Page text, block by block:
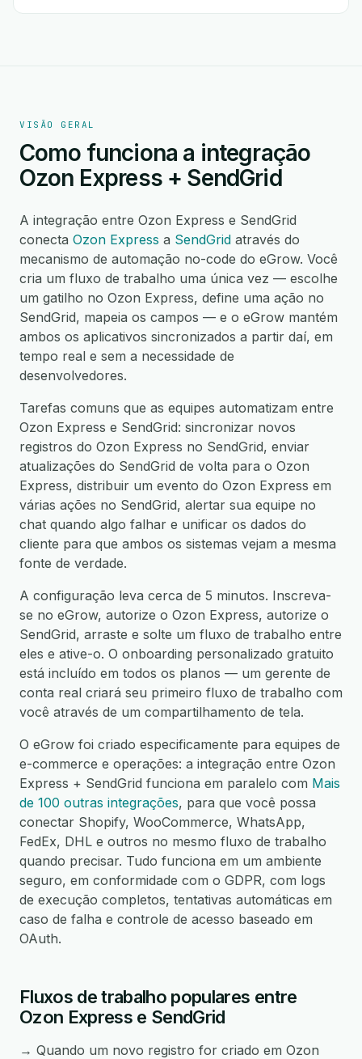
VISÃO GERAL
Como funciona a integração
Ozon Express + SendGrid
A integração entre Ozon Express e SendGrid
conecta Ozon Express a SendGrid através do
mecanismo de automação no-code do eGrow. Você
cria um fluxo de trabalho uma única vez — escolhe
um gatilho no Ozon Express, define uma ação no
SendGrid, mapeia os campos — e o eGrow mantém
ambos os aplicativos sincronizados a partir daí, em
tempo real e sem a necessidade de
desenvolvedores.
Tarefas comuns que as equipes automatizam entre
Ozon Express e SendGrid: sincronizar novos
registros do Ozon Express no SendGrid, enviar
atualizações do SendGrid de volta para o Ozon
Express, distribuir um evento do Ozon Express em
várias ações no SendGrid, alertar sua equipe no
chat quando algo falhar e unificar os dados do
cliente para que ambos os sistemas vejam a mesma
fonte de verdade.
A configuração leva cerca de 5 minutos. Inscreva-
se no eGrow, autorize o Ozon Express, autorize o
SendGrid, arraste e solte um fluxo de trabalho entre
eles e ative-o. O onboarding personalizado gratuito
está incluído em todos os planos — um gerente de
conta real criará seu primeiro fluxo de trabalho com
você através de um compartilhamento de tela.
O eGrow foi criado especificamente para equipes de
e-commerce e operações: a integração entre Ozon
Express + SendGrid funciona em paralelo com Mais
de 100 outras integrações, para que você possa
conectar Shopify, WooCommerce, WhatsApp,
FedEx, DHL e outros no mesmo fluxo de trabalho
quando precisar. Tudo funciona em um ambiente
seguro, em conformidade com o GDPR, com logs
de execução completos, tentativas automáticas em
caso de falha e controle de acesso baseado em
OAuth.
Fluxos de trabalho populares entre
Ozon Express e SendGrid
→ Quando um novo registro for criado em Ozon